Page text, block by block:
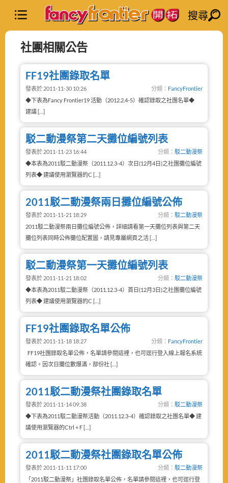
搜尋
社團相關公告
FF19社團錄取名單
發表於 2011-11-30 10:26 分類： FancyFrontier
◆下表為Fancy Frontier19 活動（2012.2.4-5）確認錄取之社團名單◆
建議 […]
駁二動漫祭第二天攤位編號列表
發表於 2011-11-23 16:44 分類： 駁二動漫祭
◆本表為2011駁二動漫祭（2011.12.3-4）次日(12月4日)之社團攤位編號
列表◆ 建議使用瀏覽器的C […]
2011駁二動漫祭兩日攤位編號公佈
發表於 2011-11-21 18:29 分類： 駁二動漫祭
2011駁二動漫祭兩日攤位編號公佈，詳細請看第一天攤位列表與第二天
攤位列表同時公佈攤位配置圖，請見專屬網頁之活 […]
駁二動漫祭第一天攤位編號列表
發表於 2011-11-21 18:02 分類： 駁二動漫祭
◆本表為2011駁二動漫祭（2011.12.3-4）首日(12月3日)之社團攤位編號
列表◆ 建議使用瀏覽器的C […]
FF19社團錄取名單公佈
發表於 2011-11-18 18:27 分類： FancyFrontier
FF19社團錄取名單公佈，名單請參閱這裡，也可逕行登入線上報名系統
確認。因次日攤位數爆滿，部份社 […]
2011駁二動漫祭社團錄取名單
發表於 2011-11-14 09:38 分類： 駁二動漫祭
◆下表為2011駁二動漫祭活動（2011.12.3-4）確認錄取之社團名單◆ 建
議使用瀏覽器的Ctrl + F […]
2011駁二動漫祭社團錄取名單公佈
發表於 2011-11-11 17:00 分類： 駁二動漫祭
「2011駁二動漫祭」社團錄取名單公佈，名單請參閱這裡，也可逕行登